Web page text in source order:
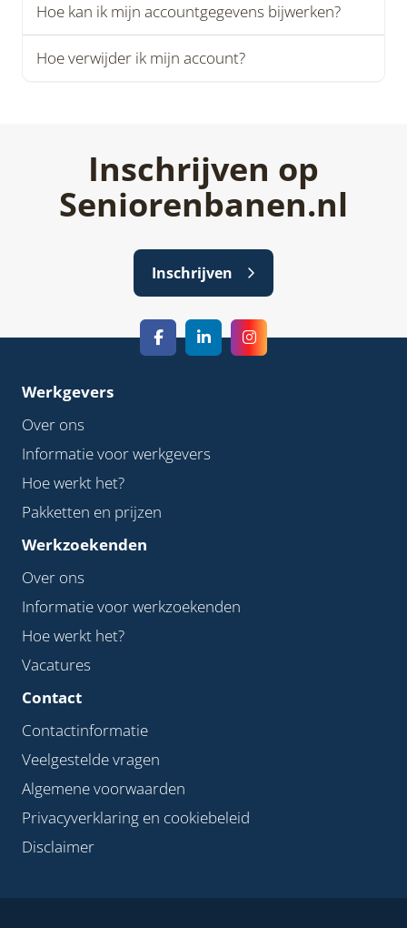
Hoe kan ik mijn accountgegevens bijwerken?
Hoe verwijder ik mijn account?
Inschrijven op
Seniorenbanen.nl
Inschrijven
Werkgevers
Over ons
Informatie voor werkgevers
Hoe werkt het?
Pakketten en prijzen
Werkzoekenden
Over ons
Informatie voor werkzoekenden
Hoe werkt het?
Vacatures
Contact
Contactinformatie
Veelgestelde vragen
Algemene voorwaarden
Privacyverklaring en cookiebeleid
Disclaimer